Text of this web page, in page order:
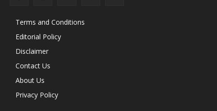
Terms and Conditions
Editorial Policy
Disclaimer
Contact Us
About Us
Privacy Policy